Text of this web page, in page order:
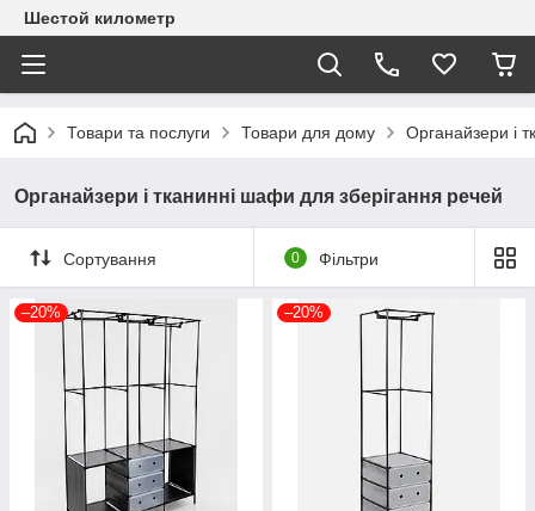
Шестой километр
Товари та послуги Товари для дому Органайзери і
Органайзери і тканинні шафи для зберігання речей
Сортування 0 Фільтри
–20% –20%